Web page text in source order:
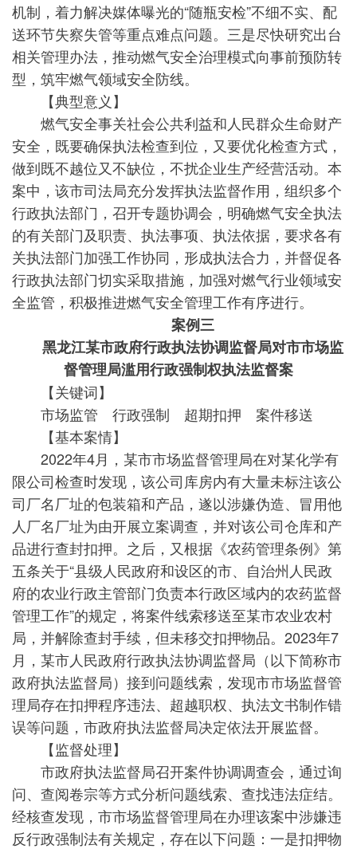
机制，着力解决媒体曝光的“随瓶安检”不细不实、配
送环节失察失管等重点难点问题。三是尽快研究出台
相关管理办法，推动燃气安全治理模式向事前预防转
型，筑牢燃气领域安全防线。
【典型意义】
燃气安全事关社会公共利益和人民群众生命财产
安全，既要确保执法检查到位，又要优化检查方式，
做到既不越位又不缺位，不扰企业生产经营活动。本
案中，该市司法局充分发挥执法监督作用，组织多个
行政执法部门，召开专题协调会，明确燃气安全执法
的有关部门及职责、执法事项、执法依据，要求各有
关执法部门加强工作协同，形成执法合力，并督促各
行政执法部门切实采取措施，加强对燃气行业领域安
全监管，积极推进燃气安全管理工作有序进行。
案例三
黑龙江某市政府行政执法协调监督局对市市场监
督管理局滥用行政强制权执法监督案
【关键词】
市场监管 行政强制 超期扣押 案件移送
【基本案情】
2022年4月，某市市场监督管理局在对某化学有
限公司检查时发现，该公司库房内有大量未标注该公
司厂名厂址的包装箱和产品，遂以涉嫌伪造、冒用他
人厂名厂址为由开展立案调查，并对该公司仓库和产
品进行查封扣押。之后，又根据《农药管理条例》第
五条关于“县级人民政府和设区的市、自治州人民政
府的农业行政主管部门负责本行政区域内的农药监督
管理工作”的规定，将案件线索移送至某市农业农村
局，并解除查封手续，但未移交扣押物品。2023年7
月，某市人民政府行政执法协调监督局（以下简称市
政府执法监督局）接到问题线索，发现市市场监督管
理局存在扣押程序违法、超越职权、执法文书制作错
误等问题，市政府执法监督局决定依法开展监督。
【监督处理】
市政府执法监督局召开案件协调调查会，通过询
问、查阅卷宗等方式分析问题线索、查找违法症结。
经核查发现，市市场监督管理局在办理该案中涉嫌违
反行政强制法有关规定，存在以下问题：一是扣押物